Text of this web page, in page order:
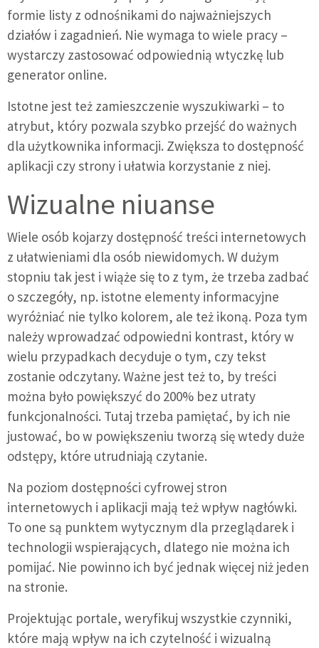
formie listy z odnośnikami do najważniejszych
działów i zagadnień. Nie wymaga to wiele pracy –
wystarczy zastosować odpowiednią wtyczkę lub
generator online.
Istotne jest też zamieszczenie wyszukiwarki – to
atrybut, który pozwala szybko przejść do ważnych
dla użytkownika informacji. Zwiększa to dostępność
aplikacji czy strony i ułatwia korzystanie z niej.
Wizualne niuanse
Wiele osób kojarzy dostępność treści internetowych
z ułatwieniami dla osób niewidomych. W dużym
stopniu tak jest i wiąże się to z tym, że trzeba zadbać
o szczegóły, np. istotne elementy informacyjne
wyróżniać nie tylko kolorem, ale też ikoną. Poza tym
należy wprowadzać odpowiedni kontrast, który w
wielu przypadkach decyduje o tym, czy tekst
zostanie odczytany. Ważne jest też to, by treści
można było powiększyć do 200% bez utraty
funkcjonalności. Tutaj trzeba pamiętać, by ich nie
justować, bo w powiększeniu tworzą się wtedy duże
odstępy, które utrudniają czytanie.
Na poziom dostępności cyfrowej stron
internetowych i aplikacji mają też wpływ nagłówki.
To one są punktem wytycznym dla przeglądarek i
technologii wspierających, dlatego nie można ich
pomijać. Nie powinno ich być jednak więcej niż jeden
na stronie.
Projektując portale, weryfikuj wszystkie czynniki,
które mają wpływ na ich czytelność i wizualną